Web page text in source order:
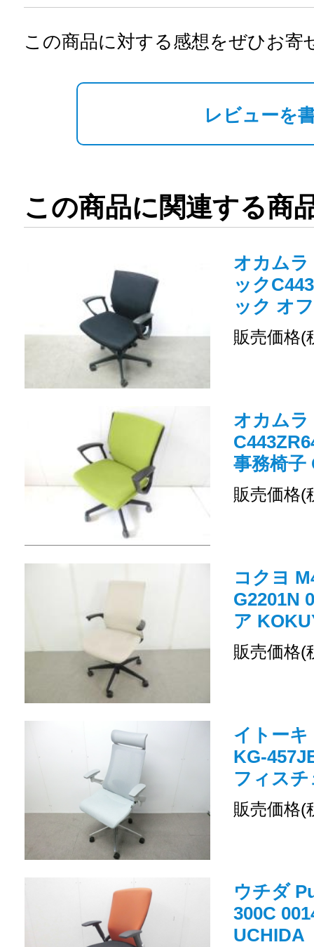
この商品に対する感想をぜひお寄
レビューを
この商品に関連する商
オカム
ック
ック オ
販売価格(
オカム
事務椅子
販売価格(
コクヨ
G2201N
ア
販売価格(
イトー
KG-
フィス
販売価格(
ウチダ
300C
UCHIDA